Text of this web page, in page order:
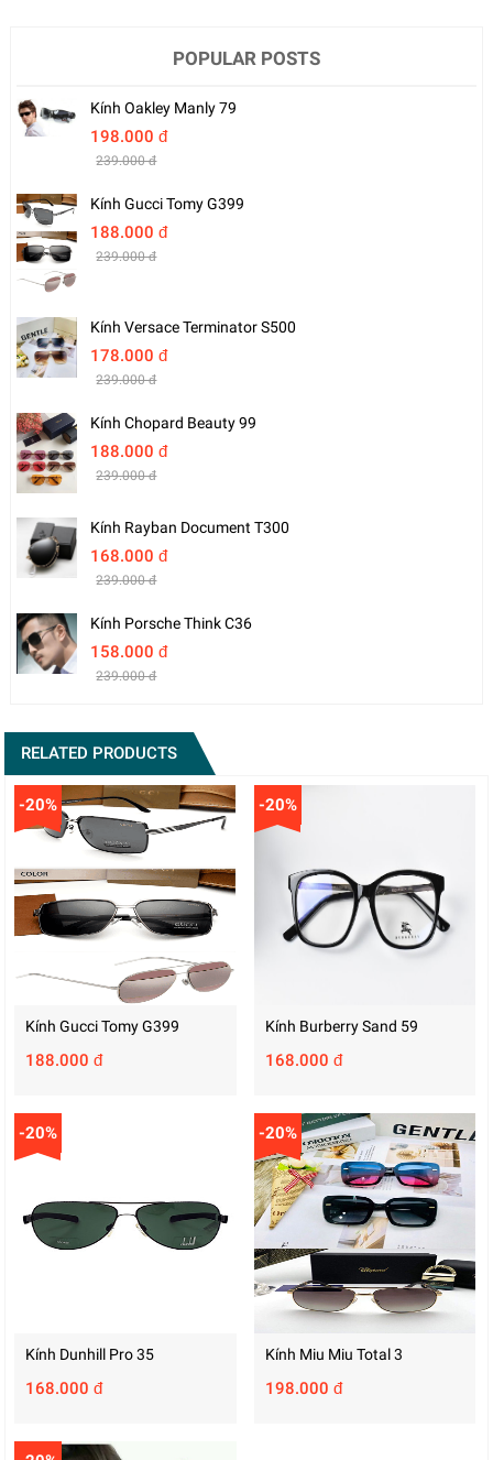
POPULAR POSTS
Kính Oakley Manly 79
198.000 đ
239.000 đ
Kính Gucci Tomy G399
188.000 đ
239.000 đ
Kính Versace Terminator S500
178.000 đ
239.000 đ
Kính Chopard Beauty 99
188.000 đ
239.000 đ
Kính Rayban Document T300
168.000 đ
239.000 đ
Kính Porsche Think C36
158.000 đ
239.000 đ
RELATED PRODUCTS
-20%
Kính Gucci Tomy G399
188.000 đ
-20%
Kính Burberry Sand 59
168.000 đ
-20%
Kính Dunhill Pro 35
168.000 đ
-20%
Kính Miu Miu Total 3
198.000 đ